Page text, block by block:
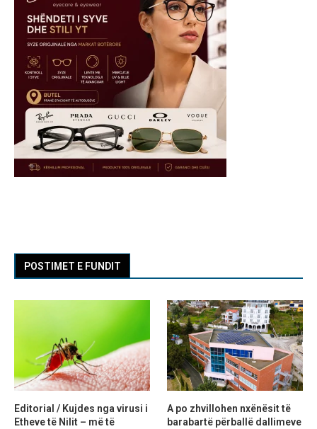
POSTIMET E FUNDIT
Editorial / Kujdes nga virusi i
Etheve të Nilit – më të
A po zhvillohen nxënësit të
barabartë përballë dallimeve